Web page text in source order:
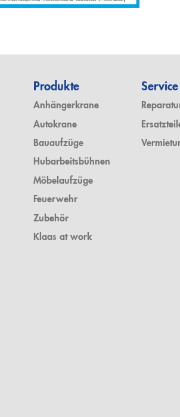
Produkte
Anhängerkrane
Autokrane
Bauaufzüge
Hubarbeitsbühnen
Möbelaufzüge
Feuerwehr
Zubehör
Klaas at work
Service